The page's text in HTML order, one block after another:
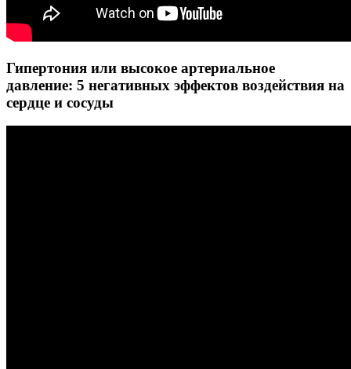
Гипертония или высокое артериальное
давление: 5 негативных эффектов воздействия на
сердце и сосуды